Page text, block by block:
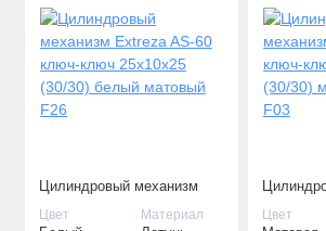
Цилиндровый механизм
Extreza AS-60 ключ-ключ
25x10x25 (30/30) белый
Цвет Материал
Extreza
25x10x25
Цвет